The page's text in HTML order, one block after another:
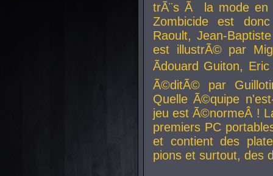
trÃ¨s Ã la mode en
Zombicide est
Raoult, Jean-
est illustrÃ© par
Ãdouard Guiton,
Ã©ditÃ© par
Quelle Ã©quipe
jeu est Ã©normeÂ !
premiers PC
et contient des
pions et surtout, des